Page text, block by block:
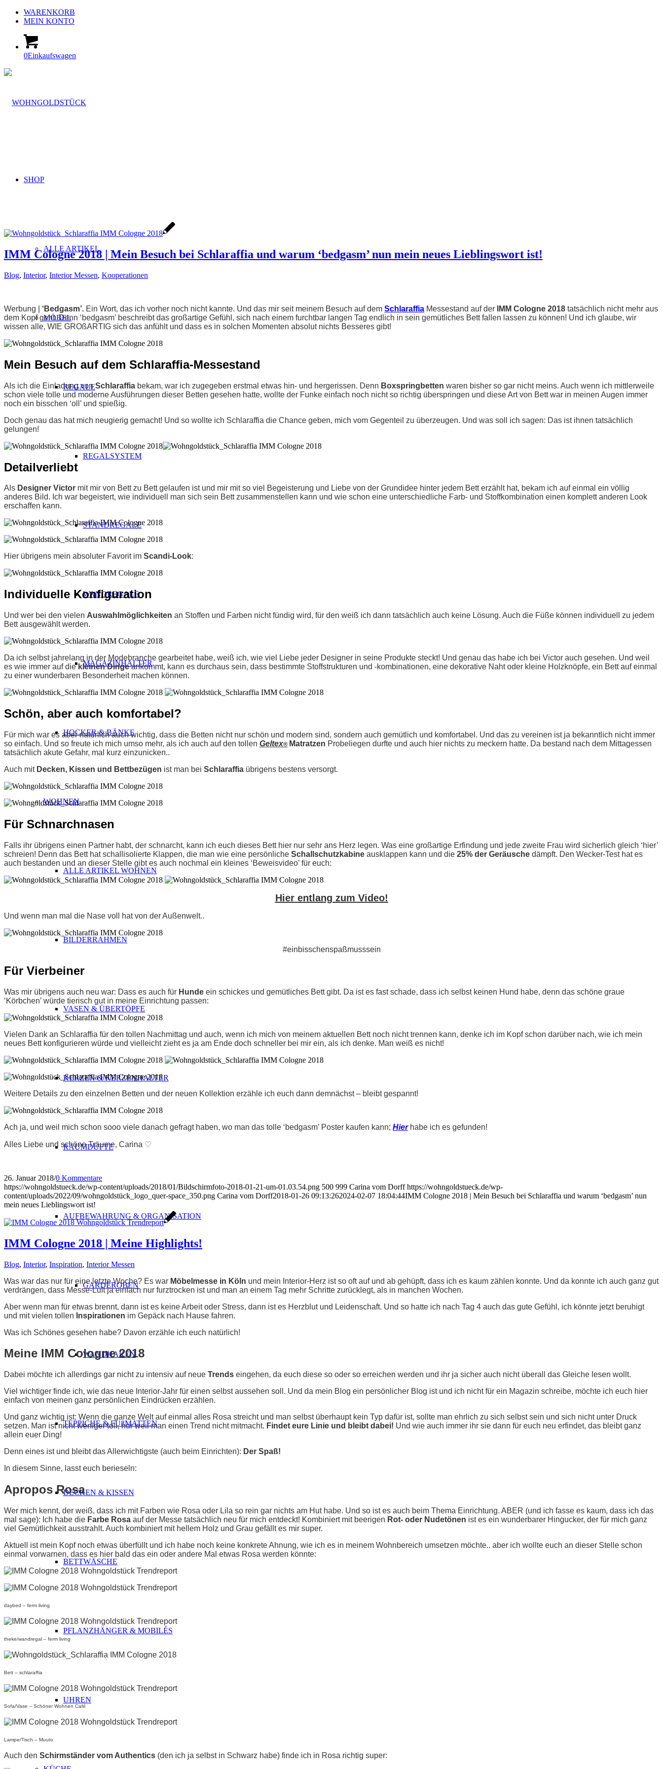
WARENKORB
MEIN KONTO
0Einkaufswagen
SHOP
ALLE ARTIKEL
MÖBEL
REGALE
REGALSYSTEM
STANDREGALE
WANDREGALE
MAGAZINHALTER
HOCKER & BÄNKE
WOHNEN
ALLE ARTIKEL WOHNEN
BILDERRAHMEN
VASEN & ÜBERTÖPFE
KERZEN & KERZENHALTER
RAUMDÜFTE
AUFBEWAHRUNG & ORGANISATION
GARDEROBEN
WANDHAKEN
TEPPICHE & FUßMATTEN
DECKEN & KISSEN
BETTWÄSCHE
PFLANZHÄNGER & MOBILÉS
UHREN
IMM Cologne 2018 | Mein Besuch bei Schlaraffia und warum ‘bedgasm’ nun mein neues Lieblingswort ist!
Blog, Interior, Interior Messen, Kooperationen
Werbung | ‘Bedgasm’. Ein Wort, das ich vorher noch nicht kannte. Und das mir seit meinem Besuch auf dem Schlaraffia Messestand auf der IMM Cologne 2018 tatsächlich nicht mehr aus
dem Kopf geht. Denn ‘bedgasm’ beschreibt das großartige Gefühl, sich nach einem furchtbar langen Tag endlich in sein gemütliches Bett fallen lassen zu können! Und ich glaube, wir
wissen alle, WIE GROßARTIG sich das anfühlt und dass es in solchen Momenten absolut nichts Besseres gibt!
Mein Besuch auf dem Schlaraffia-Messestand
Als ich die Einladung vonSchlaraffia bekam, war ich zugegeben erstmal etwas hin- und hergerissen. Denn Boxspringbetten waren bisher so gar nicht meins. Auch wenn ich mittlerweile
schon viele tolle und moderne Ausführungen dieser Betten gesehen hatte, wollte der Funke einfach noch nicht so richtig überspringen und diese Art von Bett war in meinen Augen immer
noch ein bisschen ‘oll’ und spießig.
Doch genau das hat mich neugierig gemacht! Und so wollte ich Schlaraffia die Chance geben, mich vom Gegenteil zu überzeugen. Und was soll ich sagen: Das ist ihnen tatsächlich
gelungen!
Detailverliebt
Als Designer Victor mit mir von Bett zu Bett gelaufen ist und mir mit so viel Begeisterung und Liebe von der Grundidee hinter jedem Bett erzählt hat, bekam ich auf einmal ein völlig
anderes Bild. Ich war begeistert, wie individuell man sich sein Bett zusammenstellen kann und wie schon eine unterschiedliche Farb- und Stoffkombination einen komplett anderen Look
erschaffen kann.
Hier übrigens mein absoluter Favorit im Scandi-Look:
Individuelle Konfiguration
Und wer bei den vielen Auswahlmöglichkeiten an Stoffen und Farben nicht fündig wird, für den weiß ich dann tatsächlich auch keine Lösung. Auch die Füße können individuell zu jedem
Bett ausgewählt werden.
Da ich selbst jahrelang in der Modebranche gearbeitet habe, weiß ich, wie viel Liebe jeder Designer in seine Produkte steckt! Und genau das habe ich bei Victor auch gesehen. Und weil
es wie immer auf die kleinen Dingeankommt, kann es durchaus sein, dass bestimmte Stoffstrukturen und -kombinationen, eine dekorative Naht oder kleine Holzknöpfe, ein Bett auf einmal
zu einer wunderbaren Besonderheit machen können.
Schön, aber auch komfortabel?
Für mich war es aber natürlich auch wichtig, dass die Betten nicht nur schön und modern sind, sondern auch gemütlich und komfortabel. Und das zu vereinen ist ja bekanntlich nicht immer
so einfach. Und so freute ich mich umso mehr, als ich auch auf den tollen Geltex® Matratzen Probeliegen durfte und auch hier nichts zu meckern hatte. Da bestand nach dem Mittagessen
tatsächlich akute Gefahr, mal kurz einzunicken..
Auch mit Decken, Kissen und Bettbezügen ist man bei Schlaraffia übrigens bestens versorgt.
Für Schnarchnasen
Falls ihr übrigens einen Partner habt, der schnarcht, kann ich euch dieses Bett hier nur sehr ans Herz legen. Was eine großartige Erfindung und jede zweite Frau wird sicherlich gleich ‘hier’
schreien! Denn das Bett hat schallisolierte Klappen, die man wie eine persönliche Schallschutzkabine ausklappen kann und die 25% der Geräusche dämpft. Den Wecker-Test hat es
auch bestanden und an dieser Stelle gibt es auch nochmal ein kleines ‘Beweisvideo’ für euch:
Hier entlang zum Video!
Und wenn man mal die Nase voll hat von der Außenwelt..
#einbisschenspaßmusssein
Für Vierbeiner
Was mir übrigens auch neu war: Dass es auch für Hunde ein schickes und gemütliches Bett gibt. Da ist es fast schade, dass ich selbst keinen Hund habe, denn das schöne graue
‘Körbchen’ würde tierisch gut in meine Einrichtung passen:
Vielen Dank an Schlaraffia für den tollen Nachmittag und auch, wenn ich mich von meinem aktuellen Bett noch nicht trennen kann, denke ich im Kopf schon darüber nach, wie ich mein
neues Bett konfigurieren würde und vielleicht zieht es ja am Ende doch schneller bei mir ein, als ich denke. Man weiß es nicht!
Weitere Details zu den einzelnen Betten und der neuen Kollektion erzähle ich euch dann demnächst – bleibt gespannt!
Ach ja, und weil mich schon sooo viele danach gefragt haben, wo man das tolle ‘bedgasm’ Poster kaufen kann; Hierhabe ich es gefunden!
Alles Liebe und schöne Träume, Carina ♡
26. Januar 2018/0 Kommentare
https://wohngoldstueck.de/wp-content/uploads/2018/01/Bildschirmfoto-2018-01-21-um-01.03.54.png 500 999 Carina vom Dorff https://wohngoldstueck.de/wp-
content/uploads/2022/09/wohngoldstück_logo_quer-space_350.png Carina vom Dorff2018-01-26 09:13:262024-02-07 18:04:44IMM Cologne 2018 | Mein Besuch bei Schlaraffia und warum ‘bedgasm’ nun
mein neues Lieblingswort ist!
IMM Cologne 2018 | Meine Highlights!
Blog, Interior, Inspiration, Interior Messen
Was war das nur für eine letzte Woche? Es war Möbelmesse in Köln und mein Interior-Herz ist so oft auf und ab gehüpft, dass ich es kaum zählen konnte. Und da konnte ich auch ganz gut
verdrängen, dass Messe-Luft ja einfach nur furztrocken ist und man an einem Tag mehr Schritte zurücklegt, als in manchen Wochen.
Aber wenn man für etwas brennt, dann ist es keine Arbeit oder Stress, dann ist es Herzblut und Leidenschaft. Und so hatte ich nach Tag 4 auch das gute Gefühl, ich könnte jetzt beruhigt
und mit vielen tollen Inspirationen im Gepäck nach Hause fahren.
Was ich Schönes gesehen habe? Davon erzähle ich euch natürlich!
Meine IMM Cologne 2018
Dabei möchte ich allerdings gar nicht zu intensiv auf neue Trends eingehen, da euch diese so oder so erreichen werden und ihr ja sicher auch nicht überall das Gleiche lesen wollt.
Viel wichtiger finde ich, wie das neue Interior-Jahr für einen selbst aussehen soll. Und da mein Blog ein persönlicher Blog ist und ich nicht für ein Magazin schreibe, möchte ich euch hier
einfach von meinen ganz persönlichen Eindrücken erzählen.
Und ganz wichtig ist: Wenn die ganze Welt auf einmal alles Rosa streicht und man selbst überhaupt kein Typ dafür ist, sollte man ehrlich zu sich selbst sein und sich nicht unter Druck
setzen. Man ist nicht weniger toll, nur weil man einen Trend nicht mitmacht. Findet eure Linie und bleibt dabei! Und wie auch immer ihr sie dann für euch neu erfindet, das bleibt ganz
allein euer Ding!
Denn eines ist und bleibt das Allerwichtigste (auch beim Einrichten): Der Spaß!
In diesem Sinne, lasst euch berieseln:
Apropos Rosa
Wer mich kennt, der weiß, dass ich mit Farben wie Rosa oder Lila so rein gar nichts am Hut habe. Und so ist es auch beim Thema Einrichtung. ABER (und ich fasse es kaum, dass ich das
mal sage): Ich habe die Farbe Rosa auf der Messe tatsächlich neu für mich entdeckt! Kombiniert mit beerigen Rot- oder Nudetönen ist es ein wunderbarer Hingucker, der für mich ganz
viel Gemütlichkeit ausstrahlt. Auch kombiniert mit hellem Holz und Grau gefällt es mir super.
Aktuell ist mein Kopf noch etwas überfüllt und ich habe noch keine konkrete Ahnung, wie ich es in meinem Wohnbereich umsetzen möchte.. aber ich wollte euch an dieser Stelle schon
einmal vorwarnen, dass es hier bald das ein oder andere Mal etwas Rosa werden könnte:
daybed – ferm living
theke/wandregal – ferm living
Bett – schlaraffia
Sofa/Vase – Schöner Wohnen Café
Lampe/Tisch – Muuto
Auch den Schirmständer vom Authentics (den ich ja selbst in Schwarz habe) finde ich in Rosa richtig super: